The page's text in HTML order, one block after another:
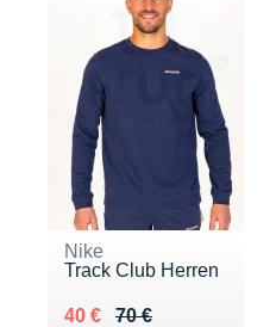
Nike
Track Club Herren
70 €
Au lieu de 70 €
40 €
Vendu 40 €